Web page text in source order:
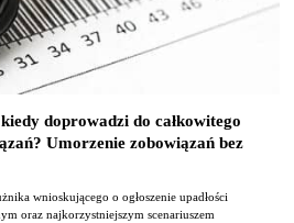
doprowadzi do całkowitego
Umorzenie zobowiązań bez
wnioskującego o ogłoszenie upadłości
oraz najkorzystniejszym scenariuszem